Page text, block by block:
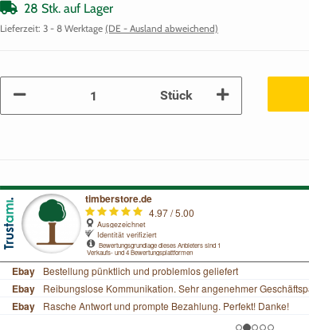
28 Stk. auf Lager
Lieferzeit: 3 - 8 Werktage (DE - Ausland abweichend)
Stück